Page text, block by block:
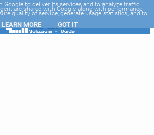
Google to deliver its services and to analyze traffic.
are shared with Google along with performance
quality of service, generate usage statistics, and to
LEARN MORE GOT IT